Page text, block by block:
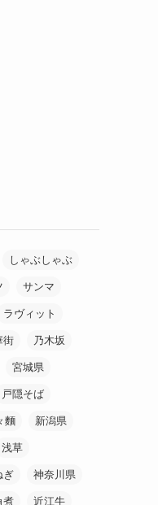
しゃぶしゃぶ
サンマ
ラヴィット
街 乃木坂
宮城県
戸隠そば
麵 新潟県
浅草
ぎ 神奈川県
煮 近江牛